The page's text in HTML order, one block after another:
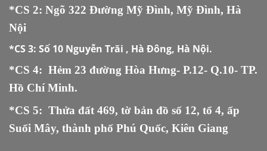
*CS 2: Ngõ 322 Đường Mỹ Đình, Mỹ Đình, Hà
Nội
*CS 3: Số 10 Nguyễn Trãi , Hà Đông, Hà Nội.
*CS 4: Hẻm 23 đường Hòa Hưng- P.12- Q.10- TP.
Hồ Chí Minh.
*CS 5: Thửa đất 469, tờ bản đồ số 12, tổ 4, ấp
Suối Mây, thành phố Phú Quốc, Kiên Giang